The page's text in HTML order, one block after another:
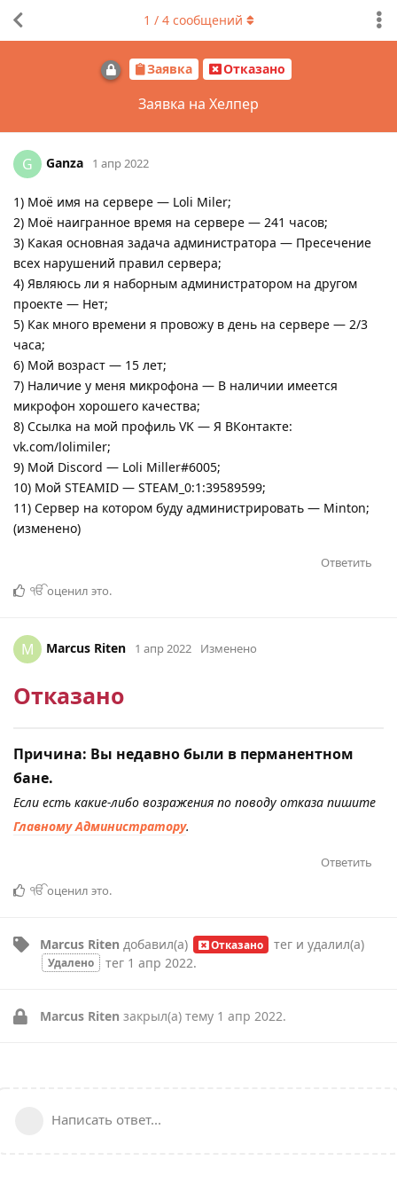
Заявка Отказано
Заявка на Хелпер
1 / 4сообщений
G Ganza 1 апр 2022
1) Моё имя на сервере — Loli Miler;
2) Моё наигранное время на сервере — 241 часов;
3) Какая основная задача администратора — Пресечение
всех нарушений правил сервера;
4) Являюсь ли я наборным администратором на другом
проекте — Нет;
5) Как много времени я провожу в день на сервере — 2/3
часа;
6) Мой возраст — 15 лет;
7) Наличие у меня микрофона — В наличии имеется
микрофон хорошего качества;
8) Ссылка на мой профиль VK — Я ВКонтакте:
vk.com/lolimiler;
9) Мой Discord — Loli Miller#6005;
10) Мой STEAMID — STEAM_0:1:39589599;
11) Сервер на котором буду администрировать — Minton;
(изменено)
Ответить
ੴоценил это.
M Marcus Riten 1 апр 2022 Изменено
Отказано
Причина: Вы недавно были в перманентном
бане.
Если есть какие-либо возражения по поводу отказа пишите
Главному Администратору.
Ответить
ੴоценил это.
Marcus Riten добавил(а) Отказано теги удалил(а)
Удалено тег 1 апр 2022.
Marcus Riten закрыл(а) тему 1 апр 2022.
Написать ответ...